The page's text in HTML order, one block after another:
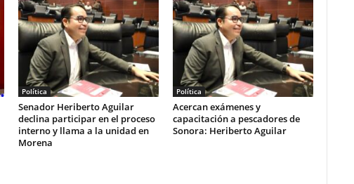
Política
Senador Heriberto Aguilar
declina participar en el proceso
interno y llama a la unidad en
Morena
Política
Acercan exámenes y
capacitación a pescadores de
Sonora: Heriberto Aguilar